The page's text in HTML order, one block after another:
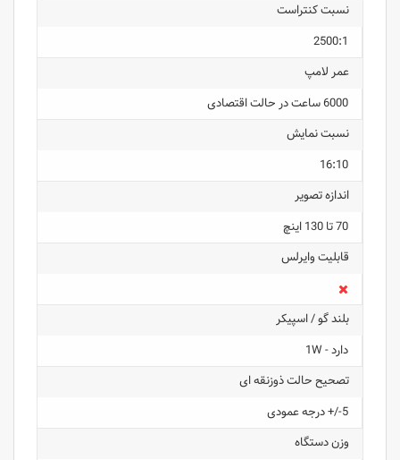
نسبت کنتراست
2500:1
عمر لامپ
6000 ساعت در حالت اقتصادی
نسبت نمایش
16:10
اندازه تصویر
70 تا 130 اینچ
قابلیت وایرلس
بلند گو / اسپیکر
دارد - 1W
تصحیح حالت ذوزنقه ای
5-/+ درجه عمودی
وزن دستگاه